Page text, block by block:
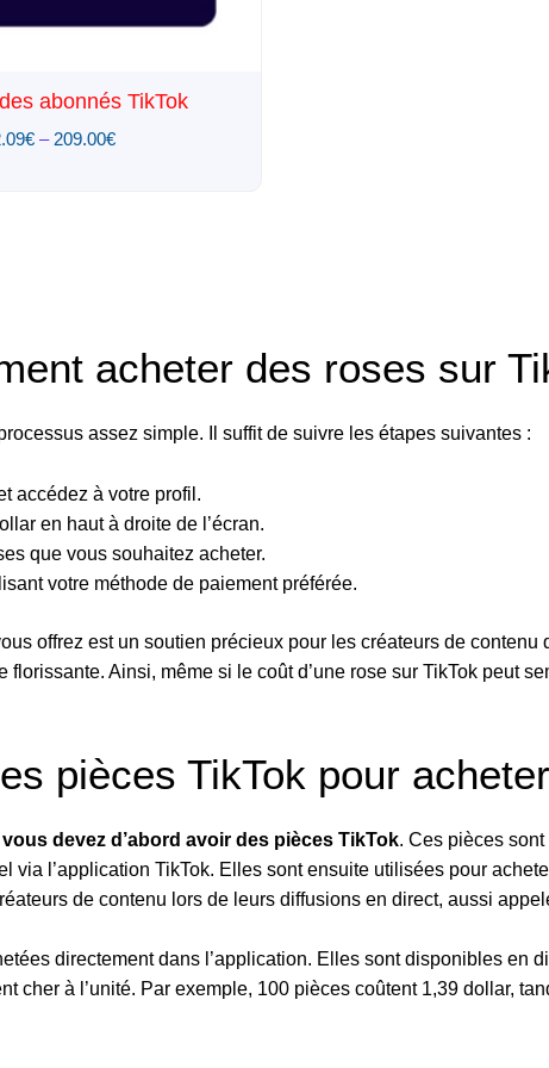
abonnés TikTok
€ – 209.00€
acheter des roses sur
assez simple. Il suffit de suivre les étapes suivantes :
accédez à votre profil.
en haut à droite de l’écran.
que vous souhaitez acheter.
votre méthode de paiement préférée.
offrez est un soutien précieux pour les créateurs de contenu
florissante. Ainsi, même si le coût d’une rose sur TikTok peut
pièces TikTok pour
vous devez d’abord avoir des pièces TikTok. Ces pièces
via l’application TikTok. Elles sont ensuite utilisées pour
de contenu lors de leurs diffusions en direct, aussi
directement dans l’application. Elles sont disponibles en
cher à l’unité. Par exemple, 100 pièces coûtent 1,39 dollar,